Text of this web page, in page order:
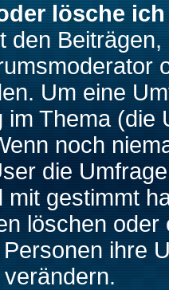
lösche
den
Um eine
im Thema (die
noch
die
mit gestimmt
löschen
ihre